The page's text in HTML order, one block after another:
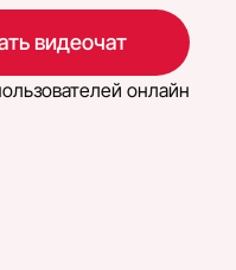
видеочат
онлайн